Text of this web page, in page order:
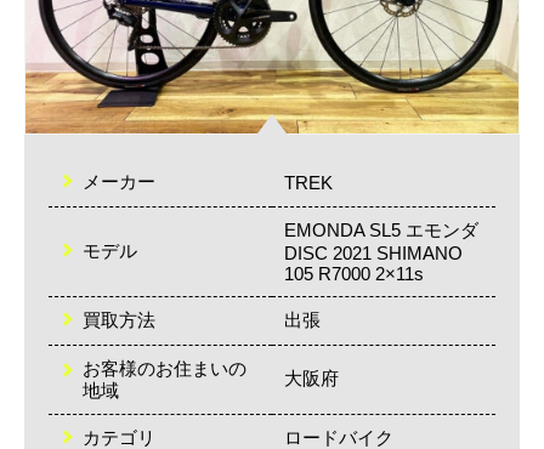
メーカー TREK
モデル
EMONDA SL5 エモンダ
DISC 2021 SHIMANO
105 R7000 2×11s
買取方法 出張
お客様のお住まいの
地域
大阪府
カテゴリ ロードバイク